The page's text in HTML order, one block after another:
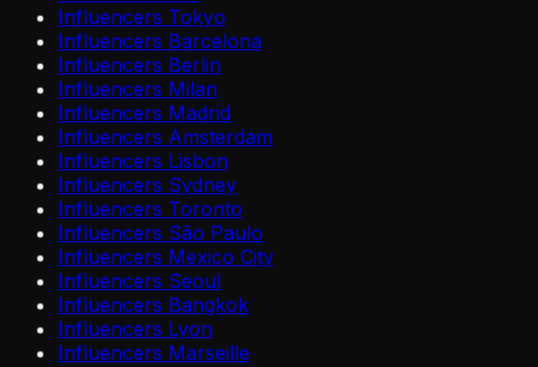
Influencers Tokyo
Influencers Barcelona
Influencers Berlin
Influencers Milan
Influencers Madrid
Influencers Amsterdam
Influencers Lisbon
Influencers Sydney
Influencers Toronto
Influencers São Paulo
Influencers Mexico City
Influencers Seoul
Influencers Bangkok
Influencers Lyon
Influencers Marseille